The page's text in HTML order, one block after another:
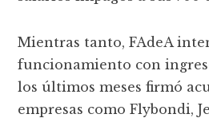
Mientras tanto, FAdeA
funcionamiento con
los últimos meses firmó
empresas como Flybondi,